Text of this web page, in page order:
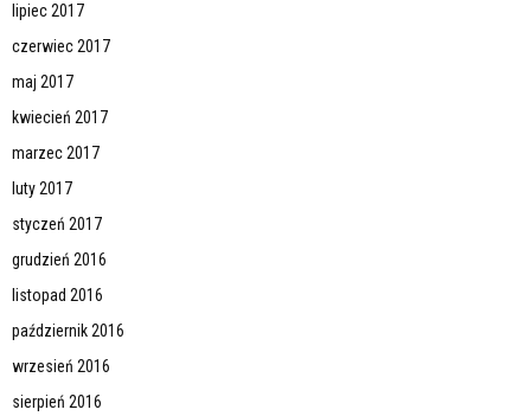
lipiec 2017
czerwiec 2017
maj 2017
kwiecień 2017
marzec 2017
luty 2017
styczeń 2017
grudzień 2016
listopad 2016
październik 2016
wrzesień 2016
sierpień 2016